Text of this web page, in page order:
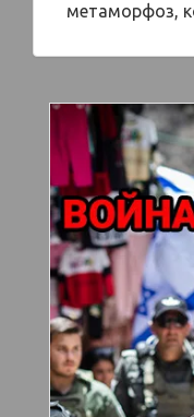
метаморфоз,